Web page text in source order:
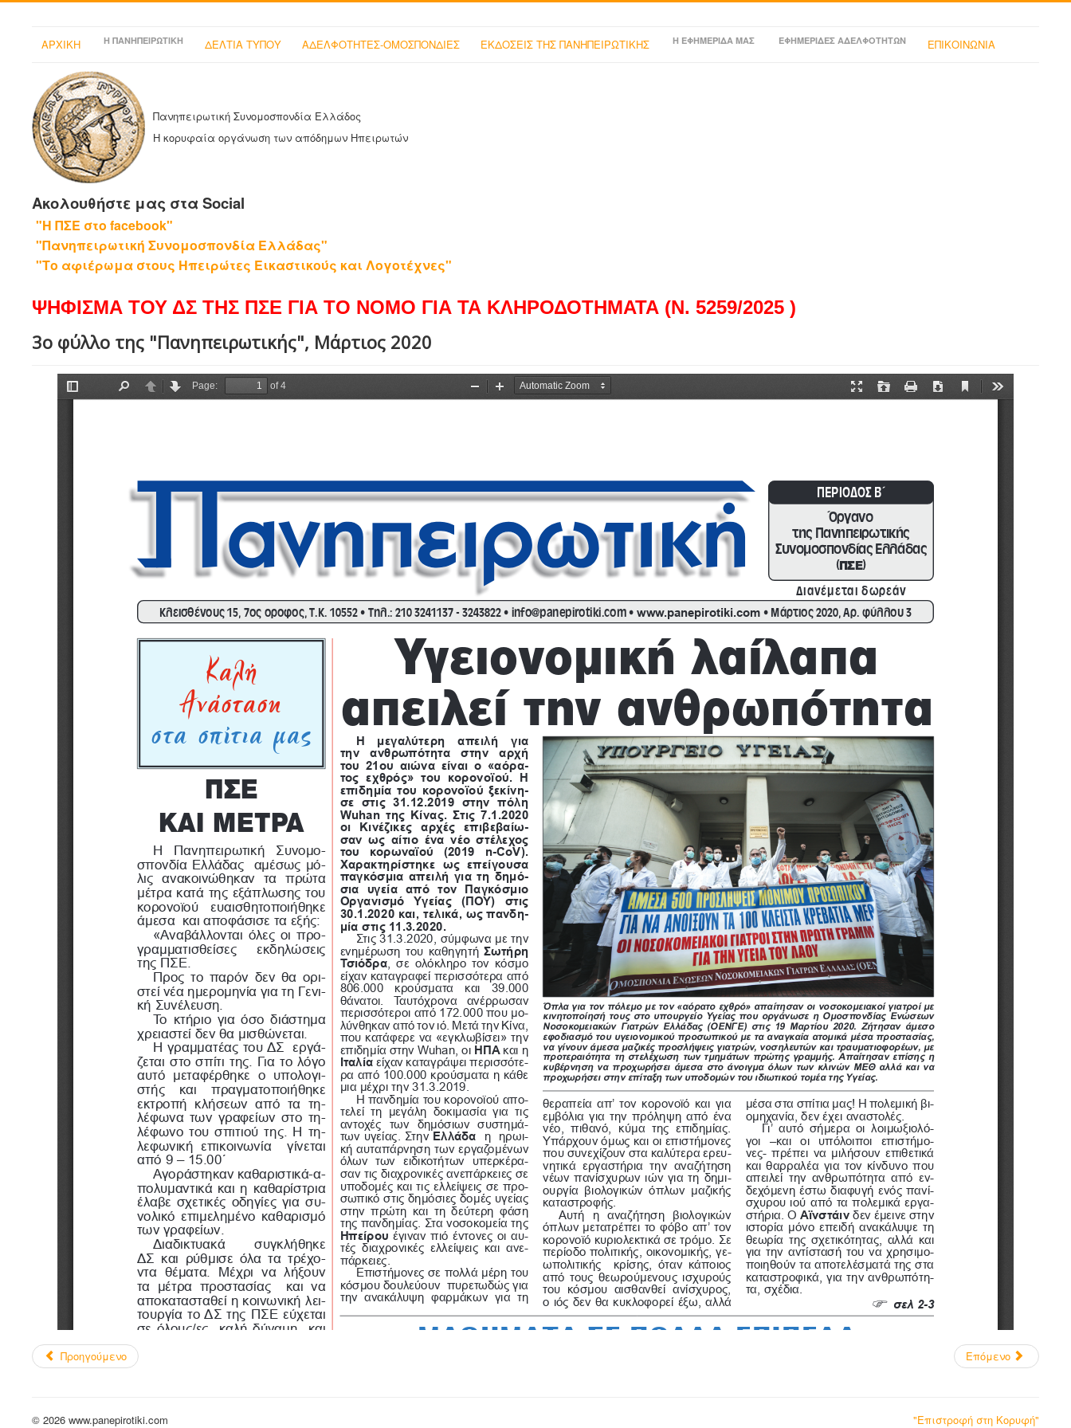
ΑΡΧΙΚΗ Η ΠΑΝΗΠΕΙΡΩΤΙΚΗ ΔΕΛΤΙΑ ΤΥΠΟΥ ΑΔΕΛΦΟΤΗΤΕΣ-ΟΜΟΣΠΟΝΔΙΕΣ ΕΚΔΟΣΕΙΣ ΤΗΣ ΠΑΝΗΠΕΙΡΩΤΙΚΗΣ Η ΕΦΗΜΕΡΙΔΑ ΜΑΣ ΕΦΗΜΕΡΙΔΕΣ ΑΔΕΛΦΟΤΗΤΩΝ ΕΠΙΚΟΙΝΩΝΙΑ
Πανηπειρωτική Συνομοσπονδία Ελλάδος
Η κορυφαία οργάνωση των απόδημων Ηπειρωτών
Ακολουθήστε μας στα Social
"Η ΠΣΕ στο facebook"
"Πανηπειρωτική Συνομοσπονδία Ελλάδας"
"Το αφιέρωμα στους Ηπειρώτες Εικαστικούς και Λογοτέχνες"
ΨΗΦΙΣΜΑ ΤΟΥ ΔΣ ΤΗΣ ΠΣΕ ΓΙΑ ΤΟ ΝΟΜΟ ΓΙΑ ΤΑ ΚΛΗΡΟΔΟΤΗΜΑΤΑ (Ν. 5259/2025 )
3ο φύλλο της "Πανηπειρωτικής", Μάρτιος 2020
Προηγούμενο Επόμενο
"Επιστροφή στη Κορυφή"
© 2026 www.panepirotiki.com